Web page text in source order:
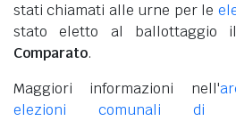
stati chiamati alle urne per le
stato eletto al ballottaggio
Comparato.
Maggiori informazioni nell'
elezioni comunali di